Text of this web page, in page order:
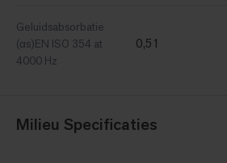
Geluidsabsorbatie
(αs)EN ISO 354 at
4000 Hz
0,51
Milieu Specificaties